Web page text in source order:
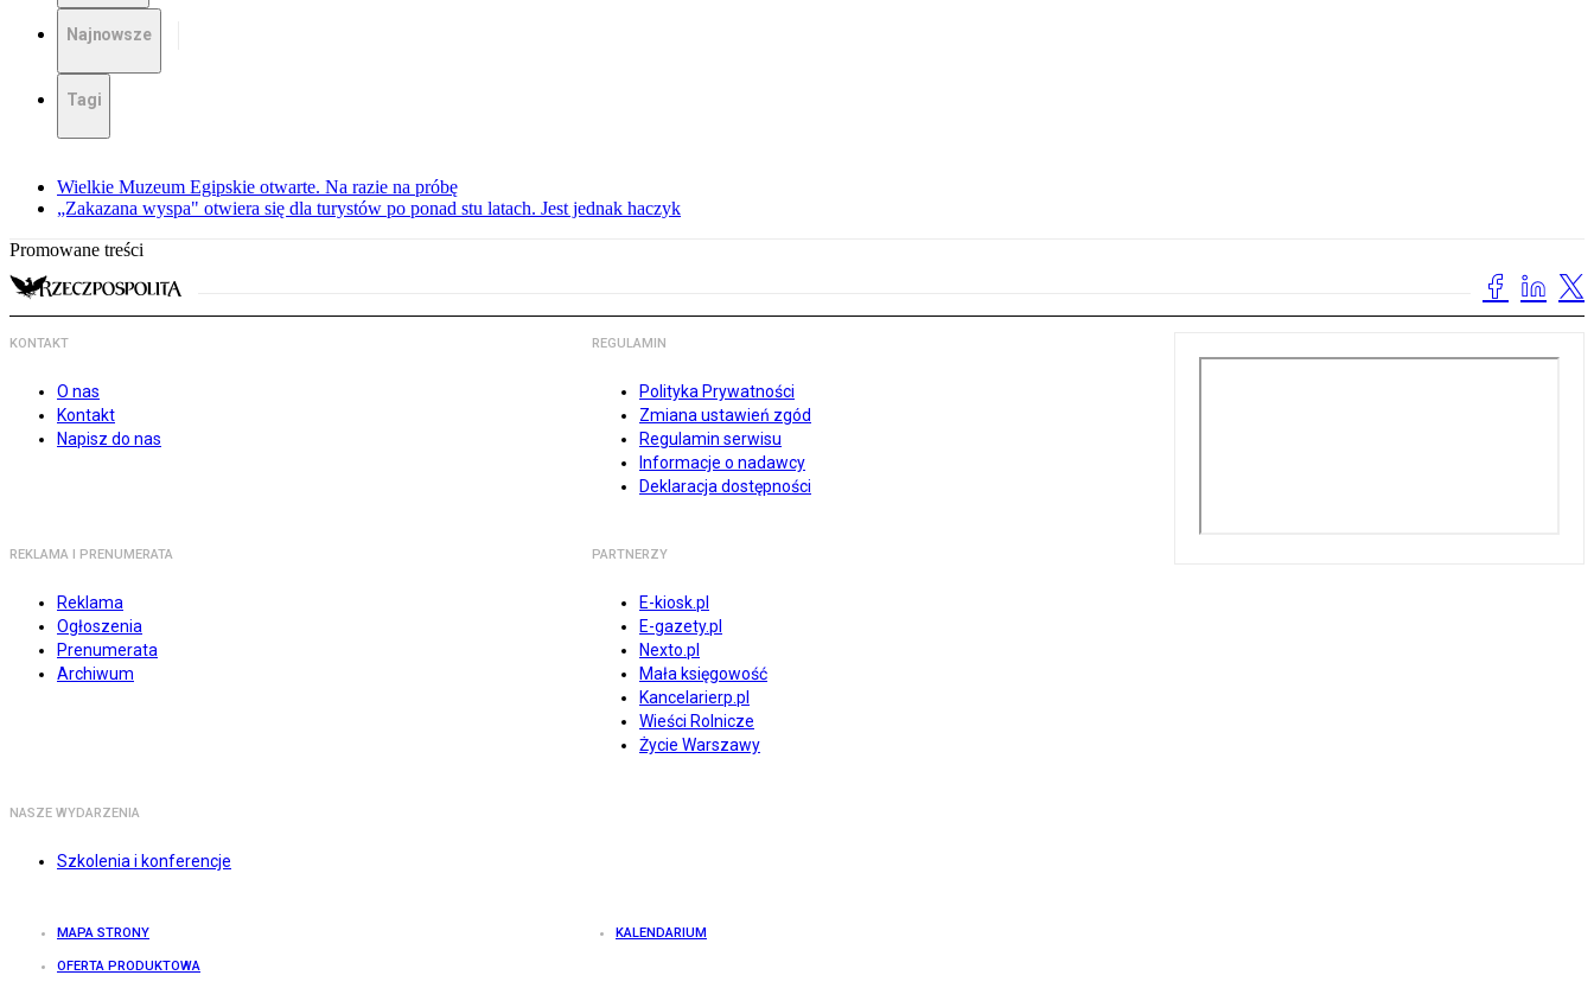
Najnowsze
Tagi
Wielkie Muzeum Egipskie otwarte. Na razie na próbę
„Zakazana wyspa" otwiera się dla turystów po ponad stu latach. Jest jednak haczyk
Promowane treści
KONTAKT
O nas
Kontakt
Napisz do nas
REGULAMIN
Polityka Prywatności
Zmiana ustawień zgód
Regulamin serwisu
Informacje o nadawcy
Deklaracja dostępności
REKLAMA I PRENUMERATA
Reklama
Ogłoszenia
Prenumerata
Archiwum
PARTNERZY
E-kiosk.pl
E-gazety.pl
Nexto.pl
Mała księgowość
Kancelarierp.pl
Wieści Rolnicze
Życie Warszawy
NASZE WYDARZENIA
Szkolenia i konferencje
MAPA STRONY KALENDARIUM
OFERTA PRODUKTOWA